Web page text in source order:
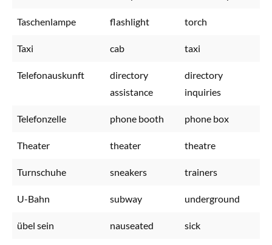
Taschenlampe flashlight torch
Taxi cab taxi
Telefonauskunft
directory
assistance
directory
inquiries
Telefonzelle phone booth phone box
Theater theater theatre
Turnschuhe sneakers trainers
U-Bahn subway underground
übel sein nauseated sick